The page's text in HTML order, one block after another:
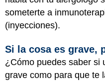
someterte a
(inyecciones).
Si la cosa es grave,
¿Cómo puedes saber si
grave como para que te